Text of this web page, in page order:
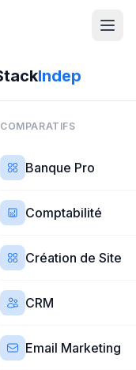
Indep
COMPARATIFS
Banque Pro
Comptabilité
Création de Site
CRM
Email Marketing
mars 2026
Notre
le plus
Son
900+
le choix idéal
qui
sans compétence